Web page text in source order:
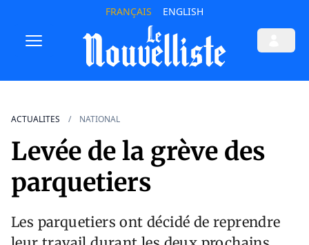
FRANÇAIS ENGLISH
ACTUALITES NATIONAL
Levée de la grève des
parquetiers
Les parquetiers ont décidé de reprendre